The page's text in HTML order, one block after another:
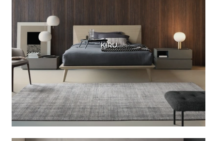
KIRU